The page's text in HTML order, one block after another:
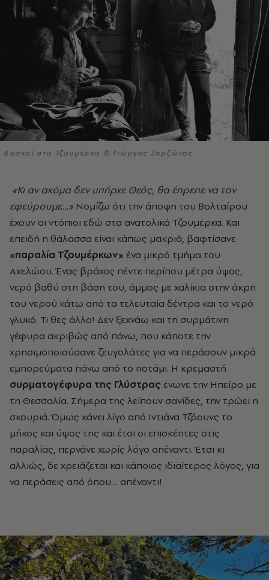
Βοσκοί στα Τζουμέρκα © Γιώργος Ζαρζώνης
«Κι αν ακόμα δεν υπήρχε Θεός, θα έπρεπε να τον
εφεύρουμε…» Νομίζω ότι την άποψη του Βολταίρου
έχουν οι ντόπιοι εδώ στα ανατολικά Τζουμέρκα. Και
επειδή η θάλασσα είναι κάπως μακριά, βαφτίσανε
«παραλία Τζουμέρκων» ένα μικρό τμήμα του
Αχελώου. Ένας βράχος πέντε περίπου μέτρα ύψος,
νερό βαθύ στη βάση του, άμμος με χαλίκια στην άκρη
του νερού κάτω από τα τελευταία δέντρα και το νερό
γλυκό. Τι θες άλλο! Δεν ξεχνάω και τη συρμάτινη
γέφυρα ακριβώς από πάνω, που κάποτε την
χρησιμοποιούσανε ζευγολάτες για να περάσουν μικρά
εμπορεύματα πάνω από το ποτάμι. Η κρεμαστή
συρματογέφυρα της Γλύστρας ένωνε την Ηπείρο με
τη Θεσσαλία. Σήμερα της λείπουν σανίδες, την τρώει η
σκουριά. Όμως κάνει λίγο από Ιντιάνα Τζόουνς το
μήκος και ύψος της και έτσι οι επισκέπτες στις
παραλίας, περνάνε χωρίς λόγο απέναντι. Έτσι κι
αλλιώς, δε χρειάζεται και κάποιος ιδιαίτερος λόγος, για
να περάσεις από όπου… απέναντι!